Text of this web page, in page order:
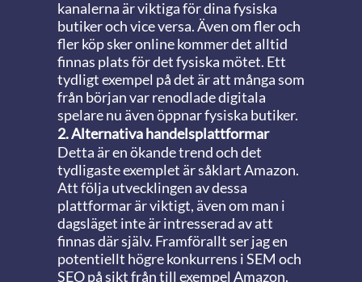
kanalerna är viktiga för dina fysiska
butiker och vice versa. Även om fler och
fler köp sker online kommer det alltid
finnas plats för det fysiska mötet. Ett
tydligt exempel på det är att många som
från början var renodlade digitala
spelare nu även öppnar fysiska butiker.
2. Alternativa handelsplattformar
Detta är en ökande trend och det
tydligaste exemplet är såklart Amazon.
Att följa utvecklingen av dessa
plattformar är viktigt, även om man i
dagsläget inte är intresserad av att
finnas där själv. Framförallt ser jag en
potentiellt högre konkurrens i SEM och
SEO på sikt från till exempel Amazon.